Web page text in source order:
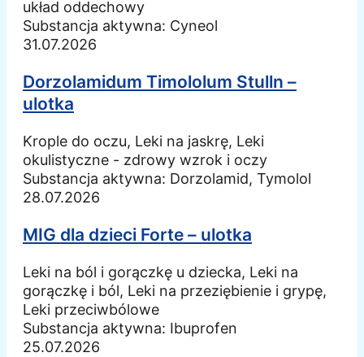
układ oddechowy
Substancja aktywna: Cyneol
31.07.2026
Dorzolamidum Timololum Stulln –
ulotka
Krople do oczu, Leki na jaskrę, Leki
okulistyczne - zdrowy wzrok i oczy
Substancja aktywna: Dorzolamid, Tymolol
28.07.2026
MIG dla dzieci Forte – ulotka
Leki na ból i gorączkę u dziecka, Leki na
gorączkę i ból, Leki na przeziębienie i grypę,
Leki przeciwbólowe
Substancja aktywna: Ibuprofen
25.07.2026